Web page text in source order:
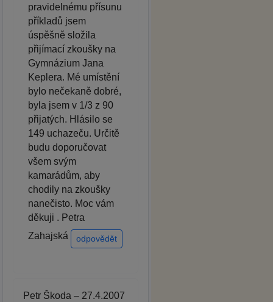
pravidelnému přísunu
příkladů jsem
úspěšně složila
přijímací zkoušky na
Gymnázium Jana
Keplera. Mé umístění
bylo nečekaně dobré,
byla jsem v 1/3 z 90
přijatých. Hlásilo se
149 uchazeču. Určitě
budu doporučovat
všem svým
kamarádům, aby
chodily na zkoušky
nanečisto. Moc vám
děkuji . Petra
Zahajská
odpovědět
Petr Škoda – 27.4.2007